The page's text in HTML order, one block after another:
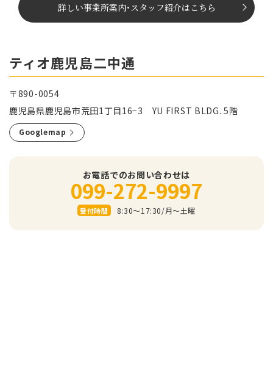
詳しい事業所案内･ スタッフ紹介はこちら
ティオ鹿児島二中通
〒890-0054
鹿児島県鹿児島市荒田1丁目16−3 YU FIRST BLDG. 5階
Googlemap
お電話でのお問い合わせは
099-272-9997
受付時間 8:30～17:30/⽉〜⼟曜